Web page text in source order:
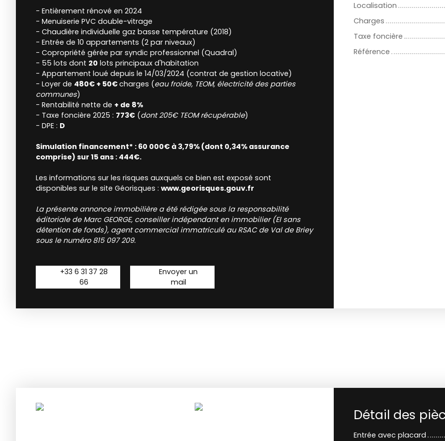
- Entièrement rénové en 2024
- Menuiserie PVC double-vitrage
- Chaudière individuelle gaz basse température (2018)
- Entrée de 10 appartements (2 par niveaux)
- Copropriété gérée par syndic professionnel (Quadral)
- 55 lots dont 20 lots principaux d'habitation
- Appartement loué depuis le 14/03/2024 (contrat de gestion locative)
- Loyer de 480€ + 50€charges (eau froide, TEOM, électricité des parties
communes)
- Rentabilité nette de + de 8%
- Taxe foncière 2025 : 773€ (dont 205€ TEOM récupérable)
- DPE : D
Simulation financement* : 60 000€ à 3,79% (dont 0,34% assurance
comprise) sur 15 ans : 444€.
Les informations sur les risques auxquels ce bien est exposé sont
disponibles sur le site Géorisques : www.georisques.gouv.fr
La présente annonce immobilière a été rédigée sous la responsabilité
éditoriale de Marc GEORGE, conseiller indépendant en immobilier (EI sans
détention de fonds), agent commercial immatriculé au RSAC de Val de Briey
sous le numéro 815 097 209.
+33 6 31 37 28
66
Envoyer un
mail
Localisation
Charges
Taxe foncière
Référence
Détail des
Entrée avec placard